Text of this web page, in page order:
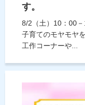
す。
8/2（土）10：00
子育てのモヤモヤ
工作コーナーや...